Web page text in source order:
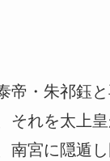
帝・朱祁鈺
それを太上
宮に隠遁